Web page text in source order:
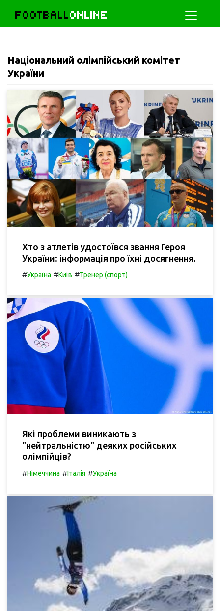
FOOTBALLONLINE
Національний олімпійський комітет
України
Хто з атлетів удостоївся звання Героя
України: інформація про їхні досягнення.
#Україна #Київ #Тренер (спорт)
Які проблеми виникають з
"нейтральністю" деяких російських
олімпійців?
#Німеччина #Італія #Україна